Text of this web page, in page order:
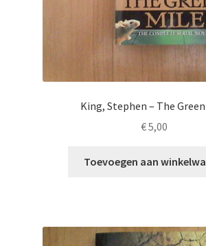
King, Stephen – The
€5,00
Toevoegen aan